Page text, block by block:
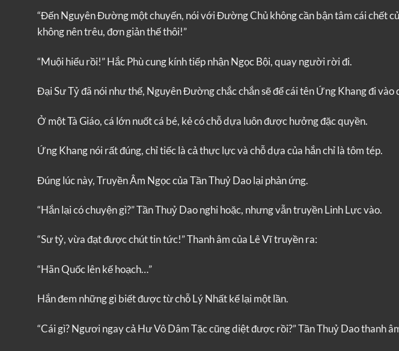
“Đến Nguyên Đường một chuyến, nói với Đường Chủ không cần bận tâm cái chết
không nên trêu, đơn giản thế thôi!”
“Muội hiểu rồi!” Hắc Phù cung kính tiếp nhận Ngọc Bội, quay người rời đi.
Đại Sư Tỷ đã nói như thế, Nguyên Đường chắc chắn sẽ để cái tên Ứng Khang đi vào
Ở một Tà Giáo, cá lớn nuốt cá bé, kẻ có chỗ dựa luôn được hưởng đặc quyền.
Ứng Khang nói rất đúng, chỉ tiếc là cả thực lực và chỗ dựa của hắn chỉ là tôm tép.
Đúng lúc này, Truyền Âm Ngọc của Tần Thuỷ Dao lại phản ứng.
“Hắn lại có chuyện gì?” Tần Thuỷ Dao nghi hoặc, nhưng vẫn truyền Linh Lực vào.
“Sư tỷ, vừa đạt được chút tin tức!” Thanh âm của Lê Vĩ truyền ra:
“Hãn Quốc lên kế hoạch…”
Hắn đem những gì biết được từ chỗ Lý Nhất kể lại một lần.
“Cái gì? Ngươi ngay cả Hư Vô Dâm Tặc cũng diệt được rồi?” Tần Thuỷ Dao thanh